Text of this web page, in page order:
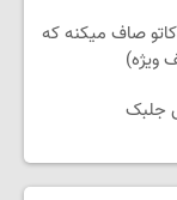
صاف میکنه که
ویژه)
جلبک